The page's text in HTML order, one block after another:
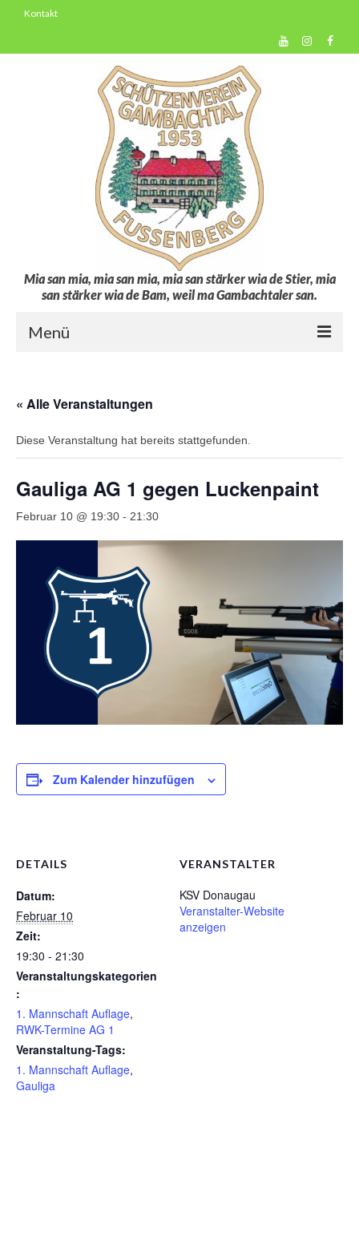
Kontakt
Mia san mia, mia san mia, mia san stärker wia de Stier, mia
san stärker wia de Bam, weil ma Gambachtaler san.
Menü
Vorstandschaft
Unsere Erfolge
Jugendarbeit
Ergebnisse
1. Mannschaft Luftgewehr
2. Mannschaft Luftgewehr
3. Mannschaft Luftgewehr
Galerie
FAQ
Mitglied werden
Sektionswanderpokale
« Alle Veranstaltungen
Diese Veranstaltung hat bereits stattgefunden.
Gauliga AG 1 gegen Luckenpaint
Februar 10 @ 19:30 - 21:30
Zum Kalender hinzufügen
DETAILS
Datum:
Februar 10
Zeit:
19:30 - 21:30
Veranstaltungskategorien
:
1. Mannschaft Auflage,
RWK-Termine AG 1
Veranstaltung-Tags:
1. Mannschaft Auflage,
Gauliga
VERANSTALTER
KSV Donaugau
Veranstalter-Website
anzeigen